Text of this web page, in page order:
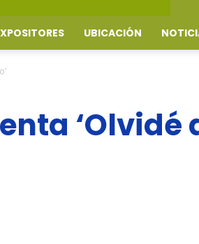
UBICACIÓN
‘Olvidé